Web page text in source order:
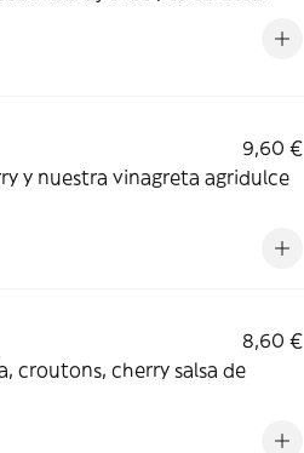
9,60 €
y nuestra vinagreta agridulce
8,60 €
croutons, cherry salsa de